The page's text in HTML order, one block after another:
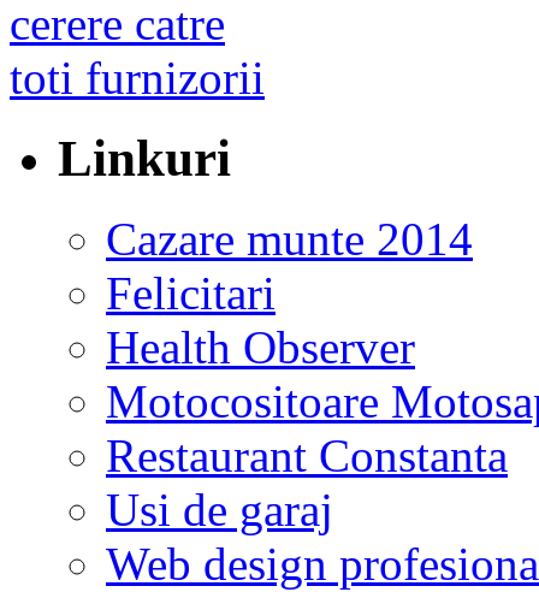
Linkuri
Cazare munte 2014
Felicitari
Health Observer
Motocositoare
Restaurant Constanta
Usi de garaj
Web design